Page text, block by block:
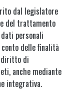
dal legislatore
del trattamento
personali
delle finalità
di
anche mediante
integrativa.